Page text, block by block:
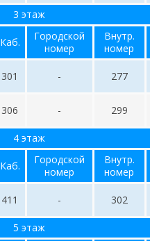
3 этаж
Каб.
Городской
номер
Внутр.
номер
301 - 277
306 - 299
4 этаж
Каб.
Городской
номер
Внутр.
номер
411 - 302
5 этаж